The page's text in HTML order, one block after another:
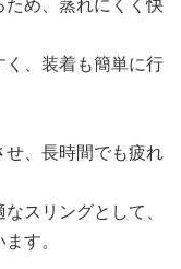
、装着も簡単に行
、長時間でも疲れ
スリングとして、
す。